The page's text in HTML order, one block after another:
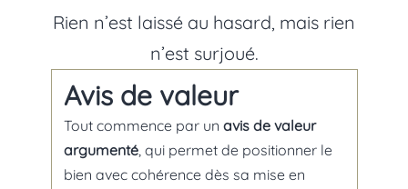
Rien n’est laissé au hasard, mais rien
n’est surjoué.
Avis de valeur
Tout commence par unavis de valeur
argumenté, qui permet de positionner le
bien avec cohérence dès sa mise en